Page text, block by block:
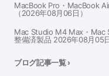
MacBook Pro・MacBook
（2026年08月06日）
Mac Studio M4 Max・
整備済製品 2026年08月05
ブログ記事一覧 ›